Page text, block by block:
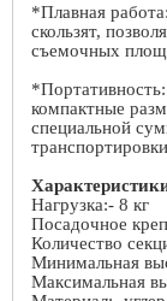
*Плавная
скользят,
съемочных
компактные
специальной
Нагрузка:- 8 кг
Посадочное
Количество
Минимальная
Максимальная